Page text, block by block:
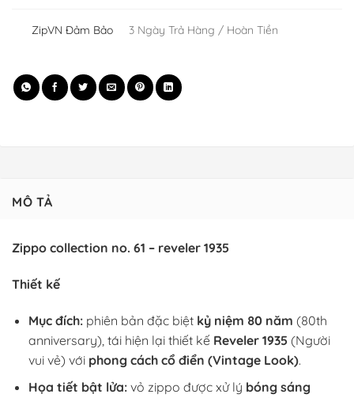
ZipVN Đảm Bảo 3 Ngày Trả Hàng / Hoàn Tiền
MÔ TẢ
Zippo collection no. 61 – reveler 1935
Thiết kế
Mục đích:phiên bản đặc biệt kỷ niệm 80 năm (80th
anniversary), tái hiện lại thiết kế Reveler 1935(Người
vui vẻ) với phong cách cổ điển (Vintage Look).
Họa tiết bật lửa:vỏ zippo được xử lý bóng sáng